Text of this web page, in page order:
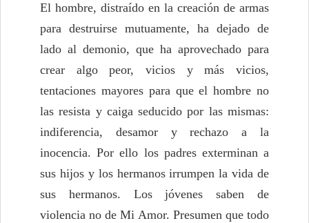
El hombre, distraído en la creación de armas
para destruirse mutuamente, ha dejado de
lado al demonio, que ha aprovechado para
crear algo peor, vicios y más vicios,
tentaciones mayores para que el hombre no
las resista y caiga seducido por las mismas:
indiferencia, desamor y rechazo a la
inocencia. Por ello los padres exterminan a
sus hijos y los hermanos irrumpen la vida de
sus hermanos. Los jóvenes saben de
violencia no de Mi Amor. Presumen que todo